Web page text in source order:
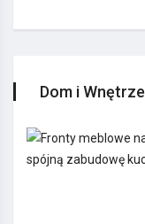
Dom i Wnętrze